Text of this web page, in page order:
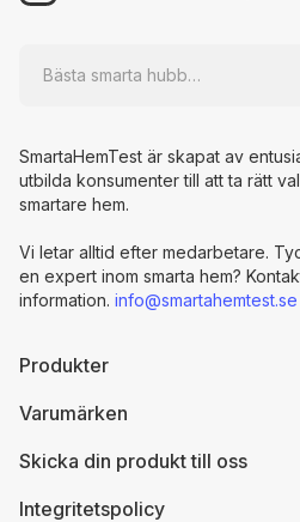
Produkter
Varumärken
Skicka din produkt till oss
Integritetspolicy
SmartaHemTest är skapat av
utbilda konsumenter till att ta rätt
smartare hem.
Vi letar alltid efter medarbetare.
en expert inom smarta hem?
information. info@smartahemtest.se